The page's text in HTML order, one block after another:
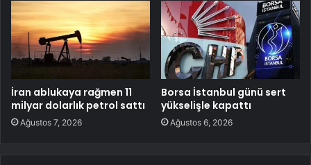
İran ablukaya rağmen 11
milyar dolarlık petrol sattı
Ağustos 7, 2026
Borsa İstanbul günü sert
yükselişle kapattı
Ağustos 6, 2026